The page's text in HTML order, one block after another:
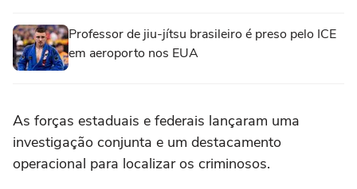
Professor de jiu-jítsu brasileiro é preso pelo ICE
em aeroporto nos EUA
As forças estaduais e federais lançaram ⁠uma
investigação conjunta e um destacamento
operacional para localizar ‌os criminosos.